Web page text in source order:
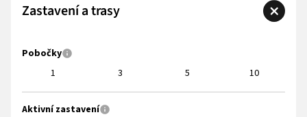
Zastavení a trasy
Pobočky
1
3 5 10
Aktivní zastavení